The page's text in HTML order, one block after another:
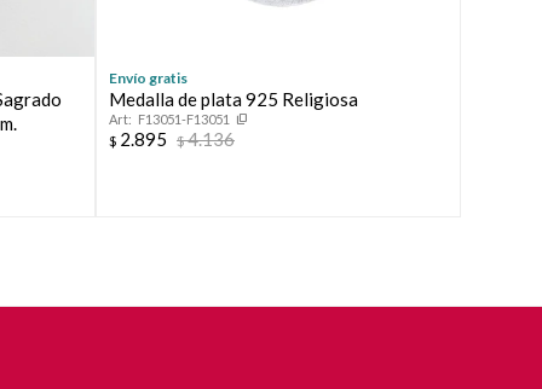
Envío gratis
Medalla de plata 925 Religiosa
F13051-F13051
$ 2.895 $4.136